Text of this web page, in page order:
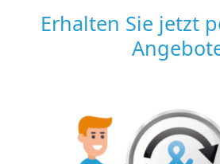
Erhalten Sie jetzt